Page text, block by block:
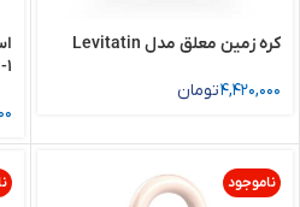
کره زمین معلق مدل Levitatin
4,420,000تومان
ناموجود